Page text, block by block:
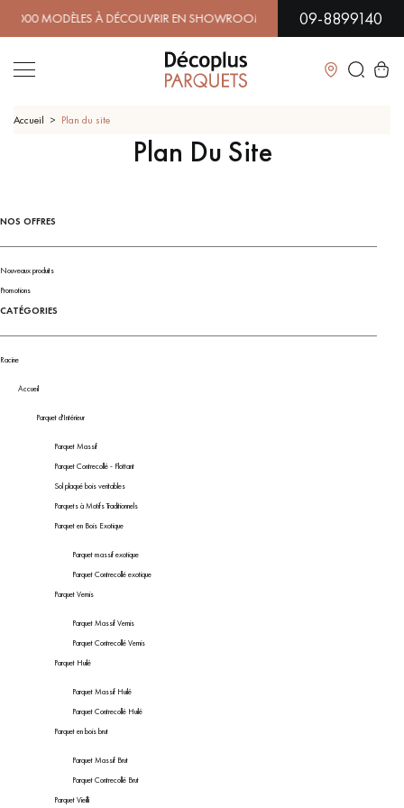
À DÉCOUVRIR EN SHOWROOM | DISPONIBILITÉ
09-8899140
Fermer
LES RECHERCHES LES PLUS COURANTES
SOL PLAQUÉ BOIS VERITABLES
PARQUET EN BOIS EXOTIQUE PARQUET VERNIS
PARQUET VIEILLI
PARQUET LAMES LARGES XXL
ACCESSOIRES PARQUET
D'INTÉRIEUR
VOUS AVEZ UN PROJET ?
Nos experts sont à votre disposition pour vous guider pas à
Accueil Plan du site
Plan Du Site
NOS OFFRES
Nouveaux produits
Promotions
CATÉGORIES
Racine
Accueil
Parquet d'Intérieur
Parquet Massif
Parquet Contrecollé - Flottant
Sol plaqué bois veritables
Parquets à Motifs Traditionnels
Parquet en Bois Exotique
Parquet massif exotique
Parquet Contrecollé exotique
Parquet Vernis
Parquet Massif Vernis
Parquet Contrecollé Vernis
Parquet Huilé
Parquet Massif Huilé
Parquet Contrecollé Huilé
Parquet en bois brut
Parquet Massif Brut
Parquet Contrecollé Brut
Parquet Vieilli